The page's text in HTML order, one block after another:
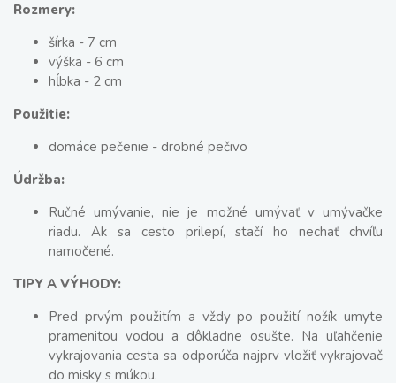
Rozmery:
šírka - 7 cm
výška - 6 cm
hĺbka - 2 cm
Použitie:
domáce pečenie - drobné pečivo
Údržba:
Ručné umývanie, nie je možné umývať v umývačke
riadu. Ak sa cesto prilepí, stačí ho nechať chvíľu
namočené.
TIPY A VÝHODY:
Pred prvým použitím a vždy po použití nožík umyte
pramenitou vodou a dôkladne osušte. Na uľahčenie
vykrajovania cesta sa odporúča najprv vložiť vykrajovač
do misky s múkou.